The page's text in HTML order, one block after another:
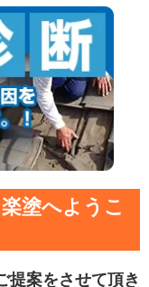
塗へようこ
提案をさせて頂き